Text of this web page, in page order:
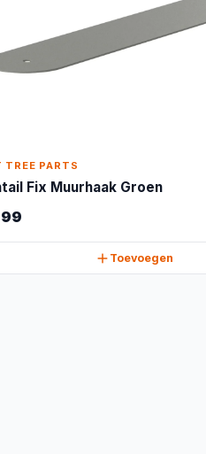
TREE PARTS
Fix Muurhaak Groen
Toevoegen